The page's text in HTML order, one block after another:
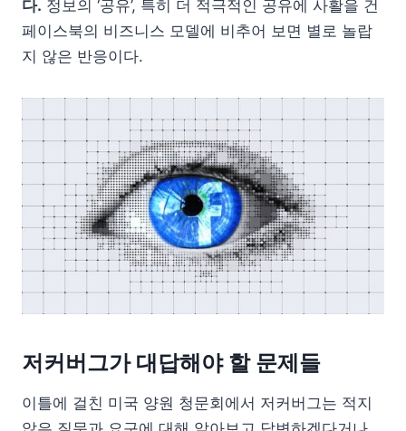
다. 정보의 ‘공유’, 특히 더 적극적인 공유에 사활을 건
페이스북의 비즈니스 모델에 비추어 보면 별로 놀랍
지 않은 반응이다.
저커버그가 대답해야 할 문제들
이틀에 걸친 미국 양원 청문회에서 저커버그는 적지